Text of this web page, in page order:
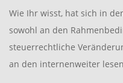
Wie Ihr wisst, hat sich in
sowohl an den
steuerrechtliche
an den internenweiter lesen